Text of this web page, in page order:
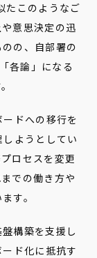
たこのようなご
意思決定の迅
の、自部署の
各論」になる
ドへの移行を
ようとしてい
ロセスを変更
での働き方や
す。
構築を支援し
ド化に抵抗す